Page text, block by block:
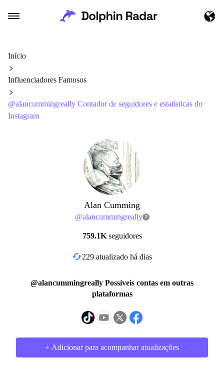
Início
Influenciadores Famosos
@alancummingreally Contador de seguidores e estatísticas do
Instagram
Alan Cumming
@alancummingreally
759.1K seguidores
229 atualizado há dias
@alancummingreally Possíveis contas em outras
plataformas
+ Adicionar para acompanhar atualizações